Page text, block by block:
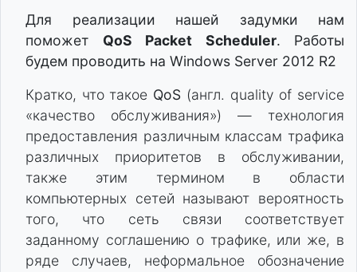
Для реализации нашей задумки нам
поможет QoS Packet Scheduler. Работы
будем проводить на Windows Server 2012 R2
Кратко, что такое QoS (англ. quality of service
«качество обслуживания») — технология
предоставления различным классам трафика
различных приоритетов в обслуживании,
также этим термином в области
компьютерных сетей называют вероятность
того, что сеть связи соответствует
заданному соглашению о трафике, или же, в
ряде случаев, неформальное обозначение